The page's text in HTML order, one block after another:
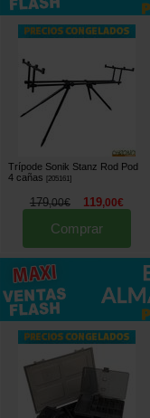
Trípode Sonik Stanz Rod Pod
4 cañas
205161]
179,00€ 119,00€
Comprar